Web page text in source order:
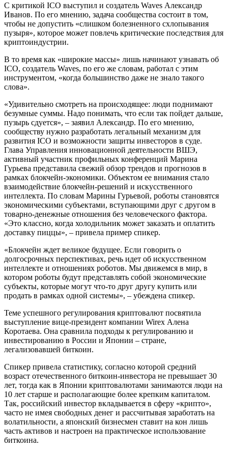
С критикой ICO выступил и создатель Waves Александр
Иванов. По его мнению, задача сообщества состоит в том,
чтобы не допустить «слишком болезненного схлопывания
пузыря», которое может повлечь критические последствия для
криптоиндустрии.
В то время как «широкие массы» лишь начинают узнавать об
ICO, создатель Waves, по его же словам, работал с этим
инструментом, «когда большинство даже не знало такого
слова».
«Удивительно смотреть на происходящее: люди поднимают
безумные суммы. Надо понимать, что если так пойдет дальше,
пузырь сдуется», – заявил Александр. По его мнению,
сообществу нужно разработать легальный механизм для
развития ICO и возможности защиты инвесторов в суде.
Глава Управления инновационной деятельности ВШЭ,
активный участник профильных конференций Марина
Гурьева представила свежий обзор трендов и прогнозов в
рамках блокчейн-экономики. Объектом ее внимания стало
взаимодействие блокчейн-решений и искусственного
интеллекта. По словам Марины Гурьевой, роботы становятся
экономическими субъектами, вступающими друг с другом в
товарно-денежные отношения без человеческого фактора.
«Это классно, когда холодильник может заказать и оплатить
доставку пиццы», – привела пример спикер.
«Блокчейн ждет великое будущее. Если говорить о
долгосрочных перспективах, речь идет об искусственном
интеллекте и отношениях роботов. Мы движемся в мир, в
котором роботы будут представлять собой экономические
субъекты, которые могут что-то друг другу купить или
продать в рамках одной системы», – убеждена спикер.
Теме успешного регулирования криптовалют посвятила
выступление вице-президент компании Wirex Алена
Коротаева. Она сравнила подходы к регулированию и
инвестированию в России и Японии – стране,
легализовавшей биткоин.
Спикер привела статистику, согласно которой средний
возраст отечественного биткоин-инвестора не превышает 30
лет, тогда как в Японии криптовалютами занимаются люди на
10 лет старше и располагающие более крепким капиталом.
Так, российский инвестор вкладывается в сферу «крипто»,
часто не имея свободных денег и рассчитывая заработать на
волатильности, а японский бизнесмен ставит на кон лишь
часть активов и настроен на практическое использование
биткоина.